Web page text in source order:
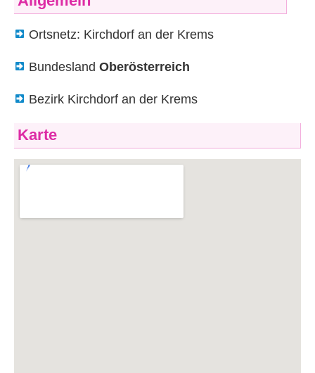
Ortsnetz: Kirchdorf an der Krems
Bundesland Oberösterreich
Bezirk Kirchdorf an der Krems
Karte